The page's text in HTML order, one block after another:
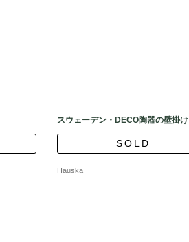
スウェーデン・DECO陶器の壁掛け
SOLD
Hauska